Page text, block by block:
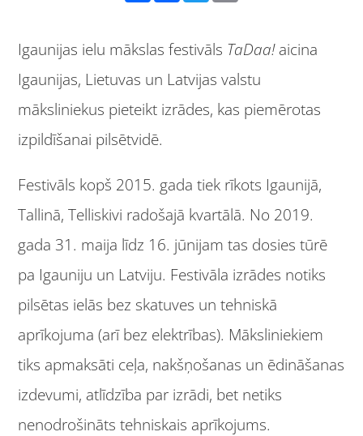
Igaunijas ielu mākslas festivāls TaDaa!aicina
Igaunijas, Lietuvas un Latvijas valstu
māksliniekus pieteikt izrādes, kas piemērotas
izpildīšanai pilsētvidē.
Festivāls kopš 2015. gada tiek rīkots Igaunijā,
Tallinā, Telliskivi radošajā kvartālā. No 2019.
gada 31. maija līdz 16. jūnijam tas dosies tūrē
pa Igauniju un Latviju. Festivāla izrādes notiks
pilsētas ielās bez skatuves un tehniskā
aprīkojuma (arī bez elektrības). Māksliniekiem
tiks apmaksāti ceļa, nakšņošanas un ēdināšanas
izdevumi, atlīdzība par izrādi, bet netiks
nenodrošināts tehniskais aprīkojums.